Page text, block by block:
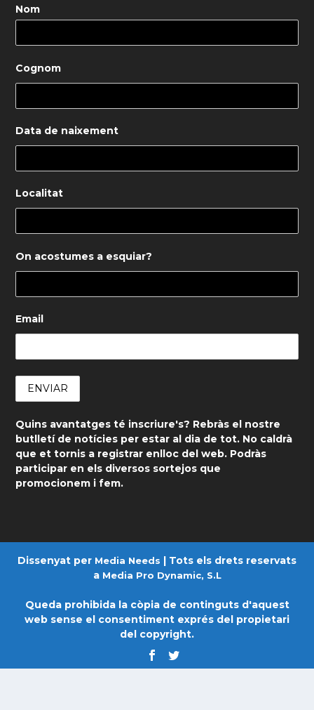
Nom
Cognom
Data de naixement
Localitat
On acostumes a esquiar?
Email
Quins avantatges té inscriure's? Rebràs el nostre
butlletí de notícies per estar al dia de tot. No caldrà
que et tornis a registrar enlloc del web. Podràs
participar en els diversos sortejos que
promocionem i fem.
Dissenyat per Media Needs | Tots els drets reservats
a Media Pro Dynamic, S.L
Queda prohibida la còpia de continguts d'aquest
web sense el consentiment exprés del propietari
del copyright.